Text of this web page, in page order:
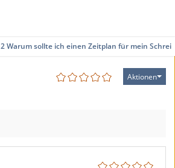
2 Warum sollte ich einen Zeitplan für mein Schrei…
Aktionen